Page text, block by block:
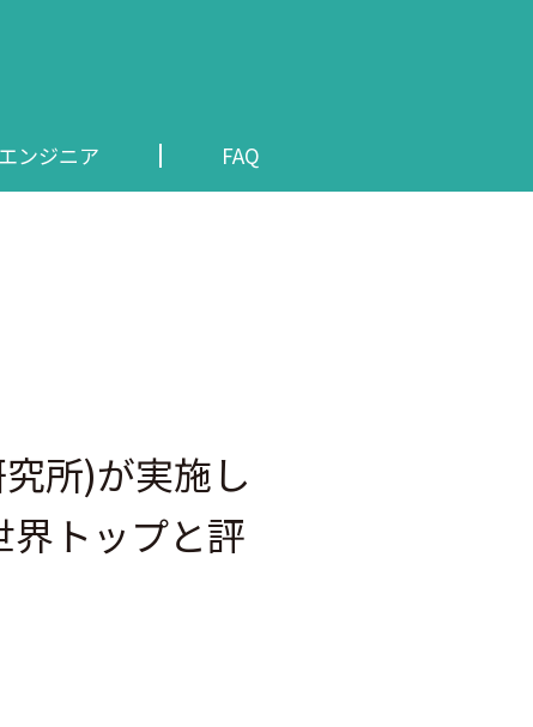
ンジニア FAQ
所)が実施し
界トップと評